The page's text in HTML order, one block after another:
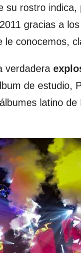
rostro
gracias a los
le conocemos,
verdadera
de estudio,
latino